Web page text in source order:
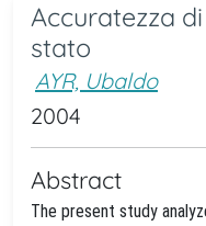
Accuratezza
stato
AYR, Ubaldo
2004
Abstract
The present study